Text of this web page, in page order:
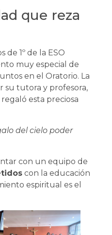
que reza
de 1º de la ESO
muy especial de
en el Oratorio. La
su tutora y profesora,
esta preciosa
del cielo poder
con un equipo de
con la educación
espiritual es el